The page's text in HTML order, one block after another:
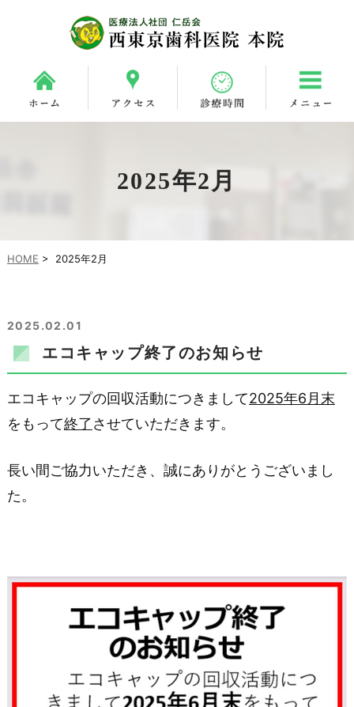
2025年2月
HOME > 2025年2月
2025.02.01
エコキャップ終了のお知らせ
エコキャップの回収活動につきまして2025年6 月末
をもって終了させていただきます。
長い間ご協力いただき、誠にありがとうございまし
た。